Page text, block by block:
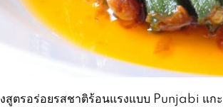
สูตรอร่อยรสชาติร้อนแรงแบบ Punjabi แก